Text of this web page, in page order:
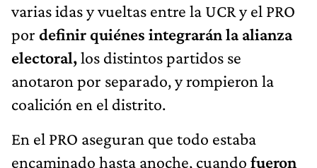
varias idas y vueltas entre la UCR y el PRO
por definir quiénes integrarán la alianza
electoral,los distintos partidos se
anotaron por separado, y rompieron la
coalición en el distrito.
En el PRO aseguran que todo estaba
encaminado hasta anoche, cuando fueron